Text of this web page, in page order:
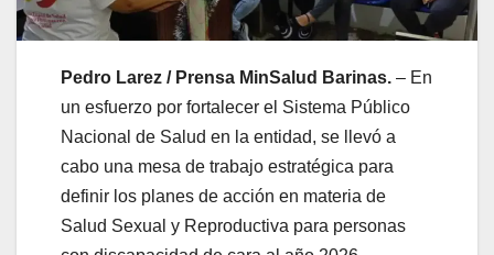
Pedro Larez / Prensa MinSalud Barinas. – En
un esfuerzo por fortalecer el Sistema Público
Nacional de Salud en la entidad, se llevó a
cabo una mesa de trabajo estratégica para
definir los planes de acción en materia de
Salud Sexual y Reproductiva para personas